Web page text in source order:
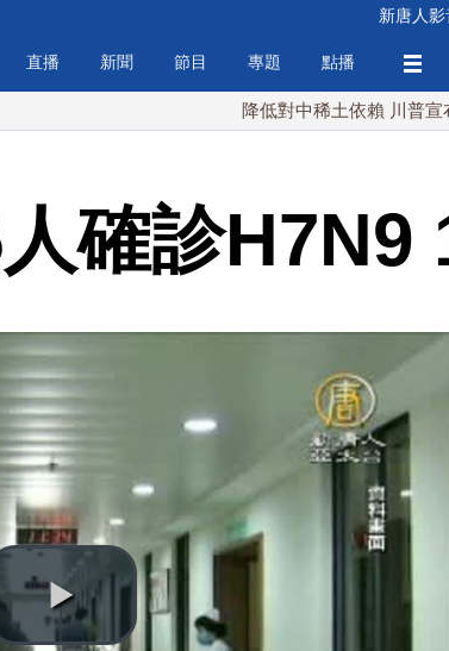
新唐人影
直播 新聞 節目 專題 點播
降低對中稀土依賴 川普宣布礦業投
確診H7N9